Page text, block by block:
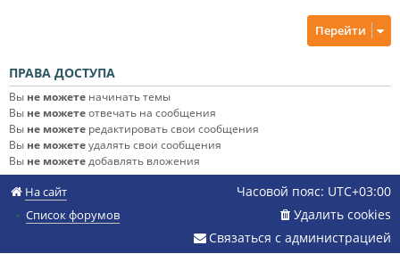
Перейти
ПРАВА ДОСТУПА
Вы не можете начинать темы
Вы не можетеотвечать на сообщения
Вы не можете редактировать свои сообщения
Вы не можетеудалять свои сообщения
Вы не можетедобавлять вложения
На сайт
Список форумов
Часовой пояс: UTC+03:00
Удалить cookies
Связаться с администрацией